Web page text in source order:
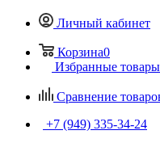
Личный кабинет
Корзина0
Избранные товары
Сравнение
+7 (949) 335-34-24